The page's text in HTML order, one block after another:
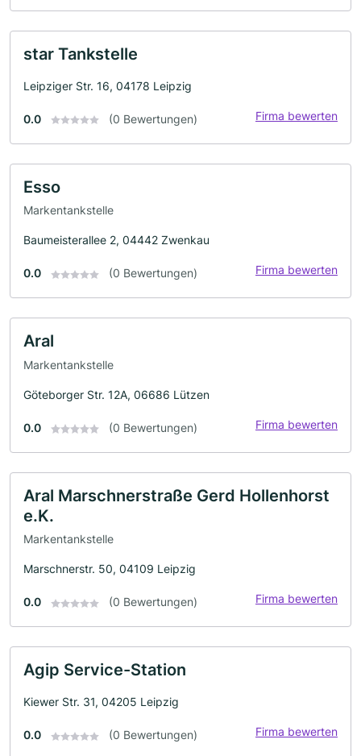
star Tankstelle
Leipziger Str. 16, 04178 Leipzig
0.0 (0 Bewertungen) Firma bewerten
Esso
Markentankstelle
Baumeisterallee 2, 04442 Zwenkau
0.0 (0 Bewertungen) Firma bewerten
Aral
Markentankstelle
Göteborger Str. 12A, 06686 Lützen
0.0 (0 Bewertungen) Firma bewerten
Aral Marschnerstraße Gerd Hollenhorst
e.K.
Markentankstelle
Marschnerstr. 50, 04109 Leipzig
0.0 (0 Bewertungen) Firma bewerten
Agip Service-Station
Kiewer Str. 31, 04205 Leipzig
0.0 (0 Bewertungen) Firma bewerten